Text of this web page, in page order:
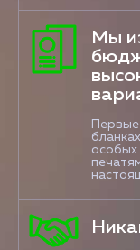
Мы
особых